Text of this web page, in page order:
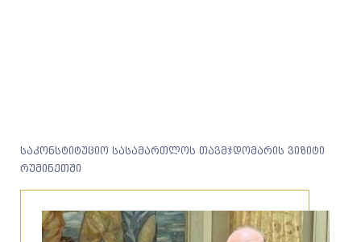
საკონსტიტუციო სასამართლოს თავმჯდომარის ვიზიტი
რუმინეთში